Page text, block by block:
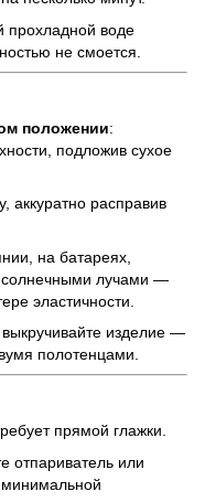
прохладной воде
не смоется.
положении:
подложив сухое
расправив
на батареях,
солнечными лучами —
эластичности.
изделие —
полотенцами.
прямой глажки.
отпариватель или
минимальной